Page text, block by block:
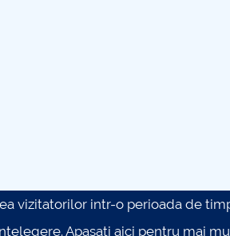
vizitatorilor intr-o perioada de
Apasati aici pentru mai